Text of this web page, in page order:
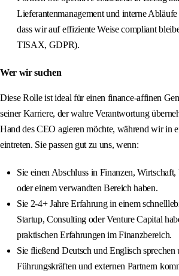
Lieferantenmanagement und interne Abläufe
dass wir auf effiziente Weise compliant
TISAX, GDPR).
Wer wir suchen
Diese Rolle ist ideal für einen finance-affinen
seiner Karriere, der wahre Verantwortung
Hand des CEO agieren möchte, während wir in
eintreten. Sie passen gut zu uns, wenn:
Sie einen Abschluss in Finanzen,
oder einem verwandten Bereich haben.
Sie 2-4+ Jahre Erfahrung in einem
Startup, Consulting oder Venture Capital
praktischen Erfahrungen im Finanzbereich.
Sie fließend Deutsch und Englisch
Führungskräften und externen Partnern